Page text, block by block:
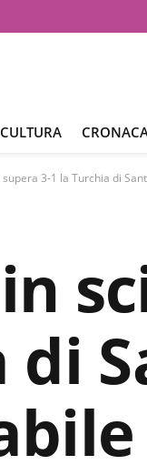
CULTURA
supera 3-1 la Turchia di
di